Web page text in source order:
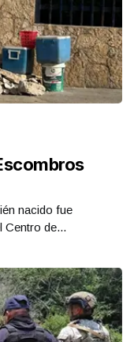
nacido fue
Centro de...